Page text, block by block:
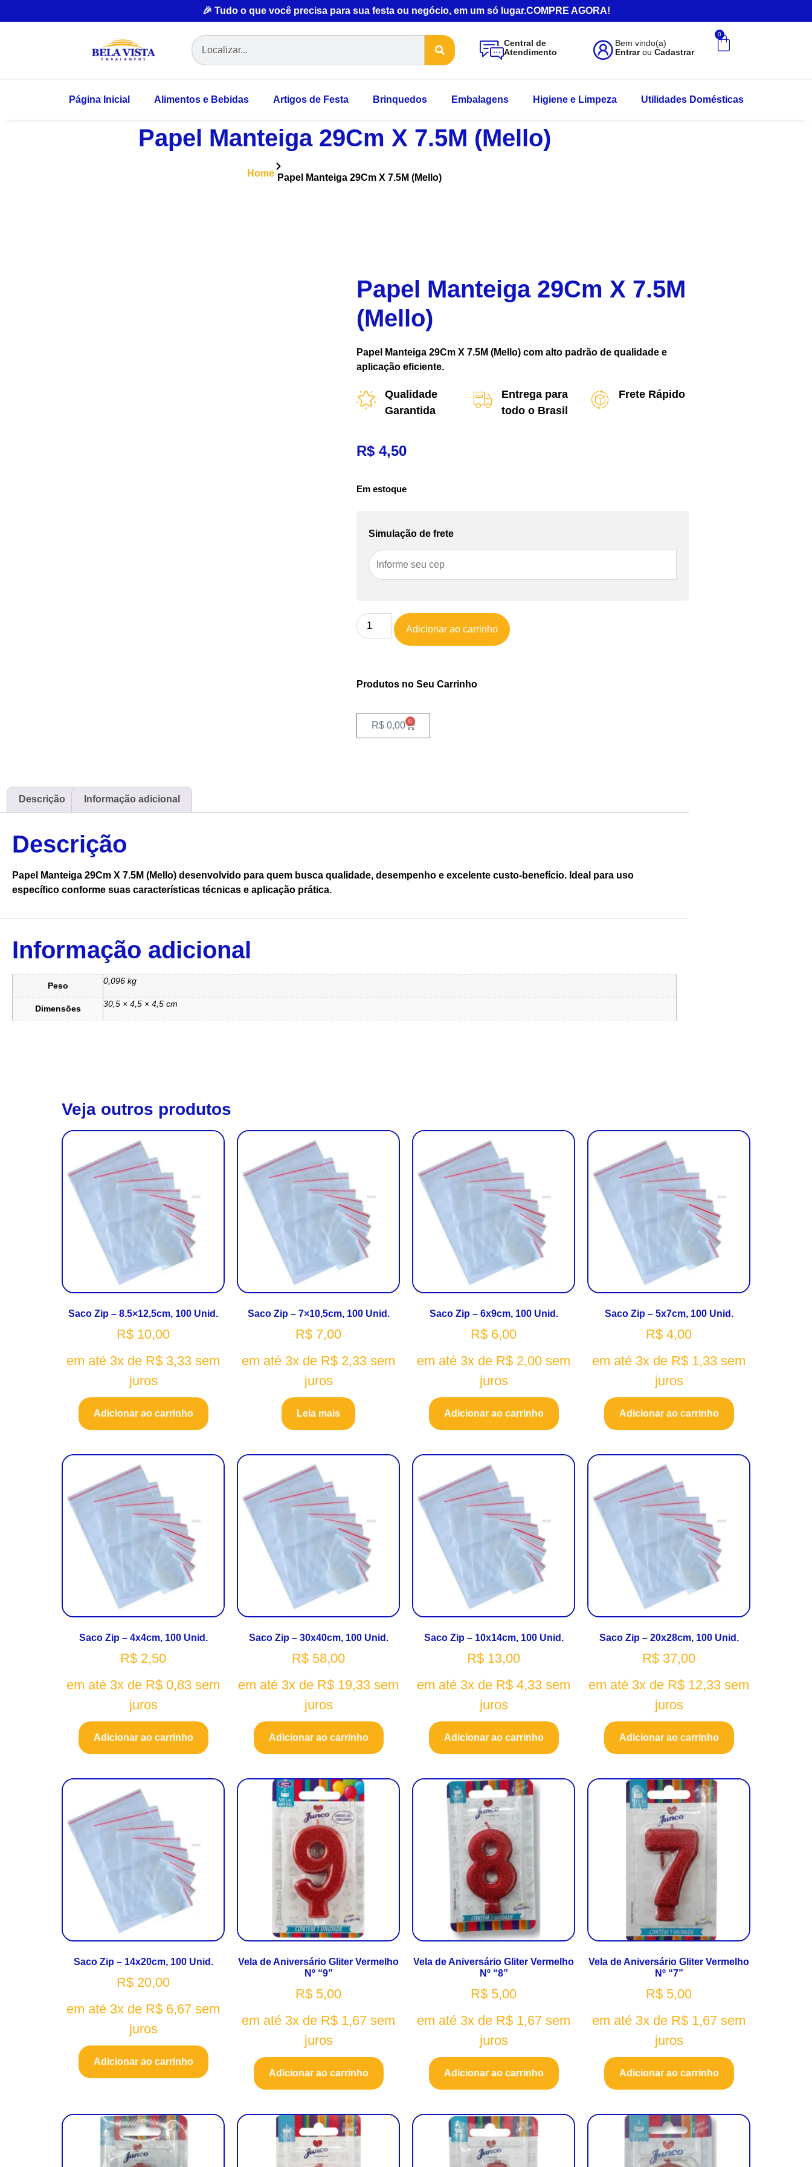
🎉 Tudo o que você precisa para sua festa ou negócio, em um só lugar.COMPRE AGORA!
Central de
Atendimento
Bem vindo(a)
EntrarouCadastrar
0
Página Inicial Alimentos e Bebidas Artigos de Festa Brinquedos Embalagens Higiene e Limpeza Utilidades Domésticas
Papel Manteiga 29Cm X 7.5M (Mello)
Home Papel Manteiga 29Cm X 7.5M (Mello)
Papel Manteiga 29Cm X 7.5M
(Mello)
Papel Manteiga 29Cm X 7.5M (Mello) com alto padrão de qualidade e
aplicação eficiente.
Qualidade
Garantida
Entrega para
todo o Brasil
Frete Rápido
R$ 4,50
Em estoque
Simulação de frete
Adicionar ao carrinho
Produtos no Seu Carrinho
R$ 0,00 0
Descrição Informação adicional
Descrição
Papel Manteiga 29Cm X 7.5M (Mello) desenvolvido para quem busca qualidade, desempenho e excelente custo-benefício. Ideal para uso
específico conforme suas características técnicas e aplicação prática.
Informação adicional
Peso 0,096 kg
Dimensões 30,5 × 4,5 × 4,5 cm
Veja outros produtos
Saco Zip – 8.5×12,5cm, 100 Unid.
R$ 10,00
em até 3x de R$ 3,33 sem
juros
Adicionar ao carrinho
Saco Zip – 7×10,5cm, 100 Unid.
R$ 7,00
em até 3x de R$ 2,33 sem
juros
Leia mais
Saco Zip – 6x9cm, 100 Unid.
R$ 6,00
em até 3x de R$ 2,00 sem
juros
Adicionar ao carrinho
Saco Zip – 5x7cm, 100 Unid.
R$ 4,00
em até 3x de R$ 1,33 sem
juros
Adicionar ao carrinho
Saco Zip – 4x4cm, 100 Unid.
R$ 2,50
em até 3x de R$ 0,83 sem
juros
Adicionar ao carrinho
Saco Zip – 30x40cm, 100 Unid.
R$ 58,00
em até 3x de R$ 19,33 sem
juros
Adicionar ao carrinho
Saco Zip – 10x14cm, 100 Unid.
R$ 13,00
em até 3x de R$ 4,33 sem
juros
Adicionar ao carrinho
Saco Zip – 20x28cm, 100 Unid.
R$ 37,00
em até 3x de R$ 12,33 sem
juros
Adicionar ao carrinho
Saco Zip – 14x20cm, 100 Unid.
R$ 20,00
em até 3x de R$ 6,67 sem
juros
Adicionar ao carrinho
Vela de Aniversário Gliter Vermelho
Nº “9”
R$ 5,00
em até 3x de R$ 1,67 sem
juros
Adicionar ao carrinho
Vela de Aniversário Gliter Vermelho
Nº “8”
R$ 5,00
em até 3x de R$ 1,67 sem
juros
Adicionar ao carrinho
Vela de Aniversário Gliter Vermelho
Nº “7”
R$ 5,00
em até 3x de R$ 1,67 sem
juros
Adicionar ao carrinho